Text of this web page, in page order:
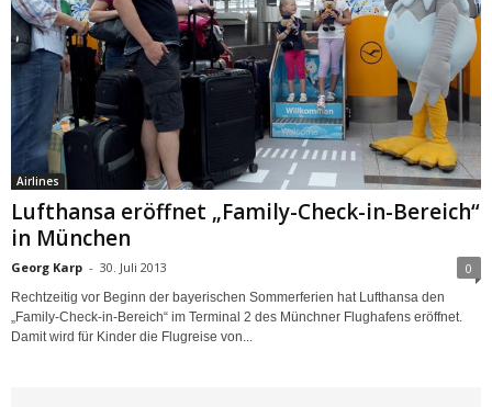
Airlines
Lufthansa eröffnet „Family-Check-in-Bereich“
in München
Georg Karp - 30. Juli 2013 0
Rechtzeitig vor Beginn der bayerischen Sommerferien hat Lufthansa den
„Family-Check-in-Bereich“ im Terminal 2 des Münchner Flughafens eröffnet.
Damit wird für Kinder die Flugreise von...